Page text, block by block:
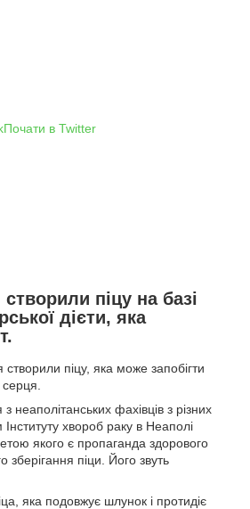
Почати в Twitter
створили піцу на базі
дієти, яка
створили піцу, яка може запобігти
неаполітанських фахівців з різних
хвороб раку в Неаполі
якого є пропаганда здорового
зберігання піци. Його звуть
яка подовжує шлунок і протидіє